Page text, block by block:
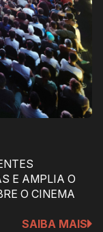
E AMPLIA O
O CINEMA
SAIBA MAIS